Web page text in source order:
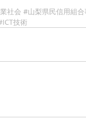
社会 #山梨県民信用組合
技術